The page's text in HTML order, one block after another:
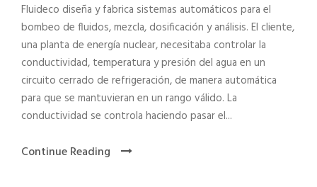
Fluideco diseña y fabrica sistemas automáticos para el
bombeo de fluidos, mezcla, dosificación y análisis. El cliente,
una planta de energía nuclear, necesitaba controlar la
conductividad, temperatura y presión del agua en un
circuito cerrado de refrigeración, de manera automática
para que se mantuvieran en un rango válido. La
conductividad se controla haciendo pasar el...
Continue Reading